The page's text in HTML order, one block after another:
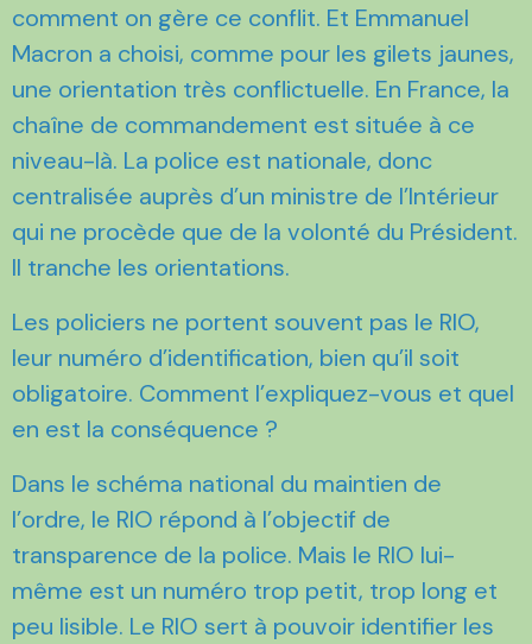
comment on gère ce conflit. Et Emmanuel
Macron a choisi, comme pour les gilets jaunes,
une orientation très conflictuelle. En France, la
chaîne de commandement est située à ce
niveau-là. La police est nationale, donc
centralisée auprès d’un ministre de l’Intérieur
qui ne procède que de la volonté du Président.
Il tranche les orientations.
Les policiers ne portent souvent pas le RIO,
leur numéro d’identification, bien qu’il soit
obligatoire. Comment l’expliquez-vous et quel
en est la conséquence ?
Dans le schéma national du maintien de
l’ordre, le RIO répond à l’objectif de
transparence de la police. Mais le RIO lui-
même est un numéro trop petit, trop long et
peu lisible. Le RIO sert à pouvoir identifier les